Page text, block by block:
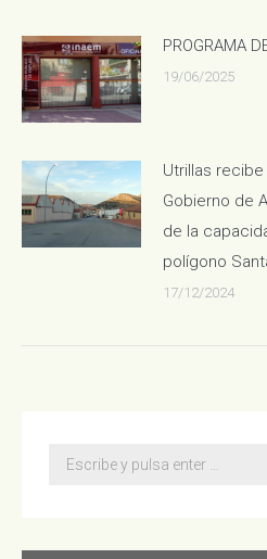
PROGRAMA
19/06/2025
Utrillas
Gobierno de
de la
polígono
17/12/2024
Buscar: